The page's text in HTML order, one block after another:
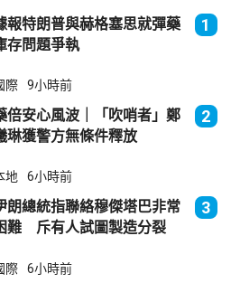
報特朗普與赫格塞思就彈藥
存問題爭執
1
際 9小時前
倍安心風波｜「吹哨者」鄭
琳獲警方無條件釋放
2
地 6小時前
朗總統指聯絡穆傑塔巴非常
難 斥有人試圖製造分裂
3
際 6小時前